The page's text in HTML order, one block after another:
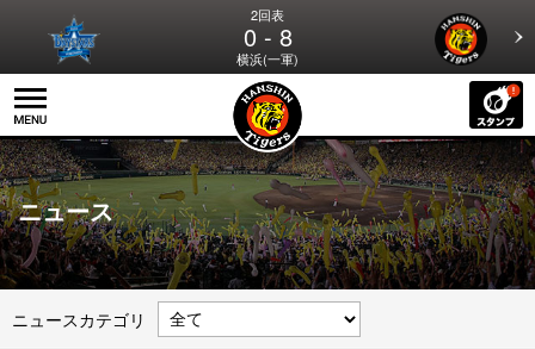
2回表
0 - 8
横浜(一軍)
ニュース
ニュースカテゴリ